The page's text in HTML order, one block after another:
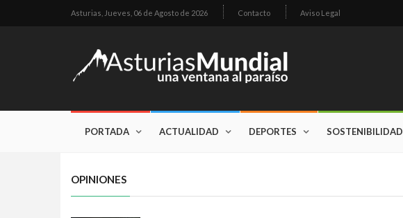
Asturias, Jueves, 06 de Agosto de 2026 Contacto Aviso Legal
PORTADA ACTUALIDAD DEPORTES SOSTENIBILIDAD
OPINIONES